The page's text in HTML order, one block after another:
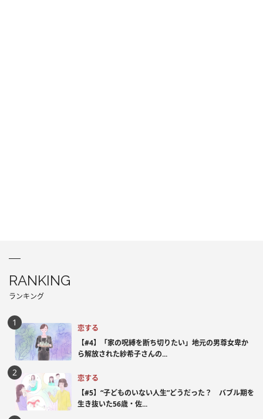
RANKING
ランキング
恋する
【#4】「家の呪縛を断ち切りたい」地元の男尊女卑か
ら解放された紗希子さんの...
恋する
【#5】“子どものいない人生”どうだった？ バブル期を
生き抜いた56歳・佐...